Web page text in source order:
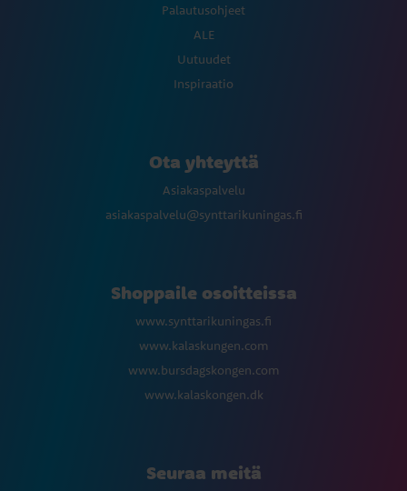
Palautusohjeet
ALE
Uutuudet
Inspiraatio
Ota yhteyttä
Asiakaspalvelu
asiakaspalvelu@synttarikuningas.fi
Shoppaile osoitteissa
www.synttarikuningas.fi
www.kalaskungen.com
www.bursdagskongen.com
www.kalaskongen.dk
Seuraa meitä